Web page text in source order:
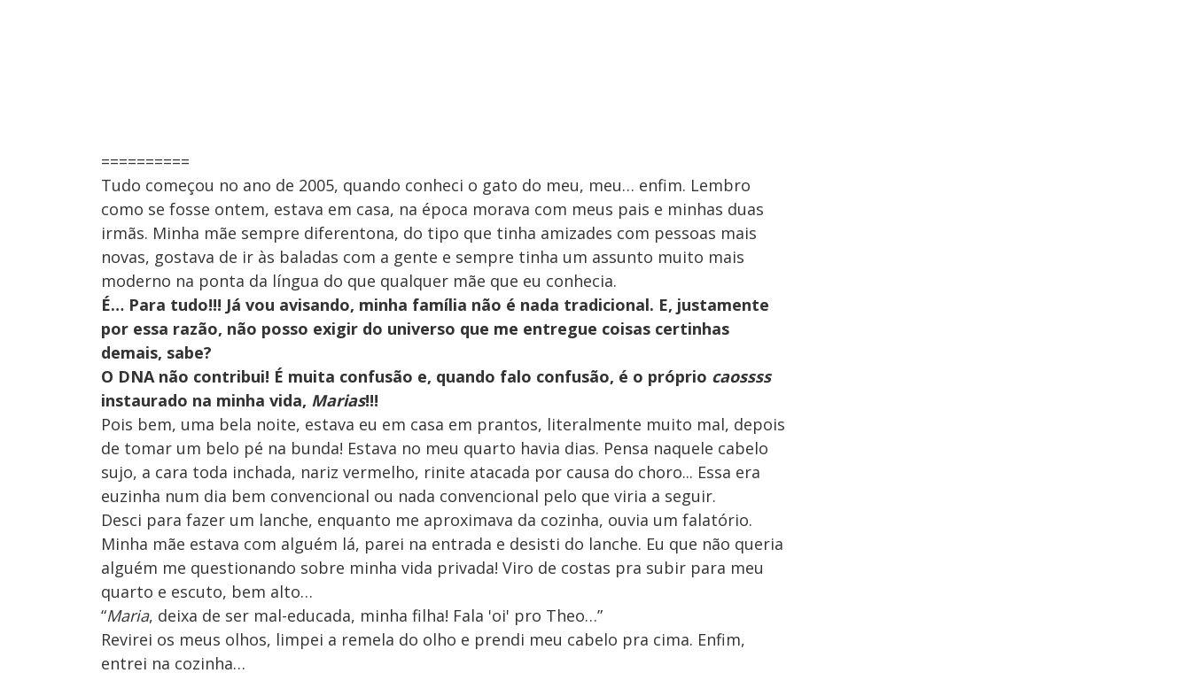
==========
Tudo começou no ano de 2005, quando conheci o gato do meu, meu… enfim. Lembro
como se fosse ontem, estava em casa, na época morava com meus pais e minhas duas
irmãs. Minha mãe sempre diferentona, do tipo que tinha amizades com pessoas mais
novas, gostava de ir às baladas com a gente e sempre tinha um assunto muito mais
moderno na ponta da língua do que qualquer mãe que eu conhecia.
É… Para tudo!!! Já vou avisando, minha família não é nada tradicional. E, justamente
por essa razão, não posso exigir do universo que me entregue coisas certinhas
demais, sabe?
O DNA não contribui! É muita confusão e, quando falo confusão, é o próprio caossss
instaurado na minha vida, Marias!!!
Pois bem, uma bela noite, estava eu em casa em prantos, literalmente muito mal, depois
de tomar um belo pé na bunda! Estava no meu quarto havia dias. Pensa naquele cabelo
sujo, a cara toda inchada, nariz vermelho, rinite atacada por causa do choro... Essa era
euzinha num dia bem convencional ou nada convencional pelo que viria a seguir.
Desci para fazer um lanche, enquanto me aproximava da cozinha, ouvia um falatório.
Minha mãe estava com alguém lá, parei na entrada e desisti do lanche. Eu que não queria
alguém me questionando sobre minha vida privada! Viro de costas pra subir para meu
quarto e escuto, bem alto…
“Maria, deixa de ser mal-educada, minha filha! Fala 'oi' pro Theo…”
Revirei os meus olhos, limpei a remela do olho e prendi meu cabelo pra cima. Enfim,
entrei na cozinha…